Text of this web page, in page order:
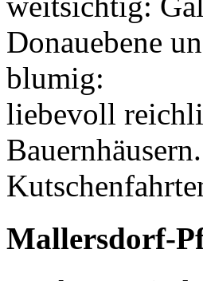
Donauebene
blumig:
liebevoll
Bauernhäusern.
Mallersdorf-